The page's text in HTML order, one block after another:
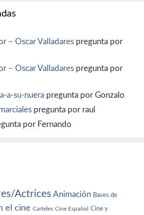
– Oscar Valladares pregunta por
– Oscar Valladares pregunta por
a-su-nuera pregunta por Gonzalo
pregunta por raul
por Fernando
Actrices Animación Bases de
el cine Carteles Cine Español Cine y